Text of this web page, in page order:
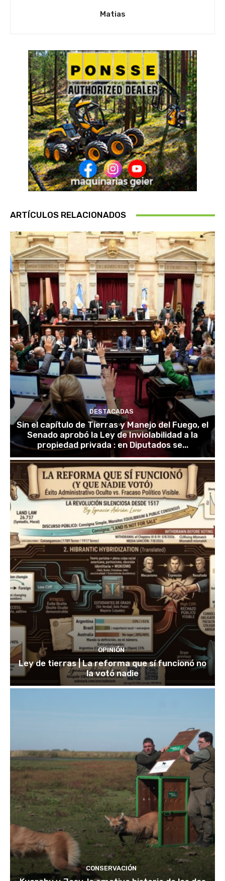
Matias
ARTÍCULOS RELACIONADOS
DESTACADAS
Sin el capítulo de Tierras y Manejo del Fuego, el
Senado aprobó la Ley de Inviolabilidad a la
propiedad privada : en Diputados se...
OPINIÓN
Ley de tierras | La reforma que sí funcionó no
la votó nadie
CONSERVACIÓN